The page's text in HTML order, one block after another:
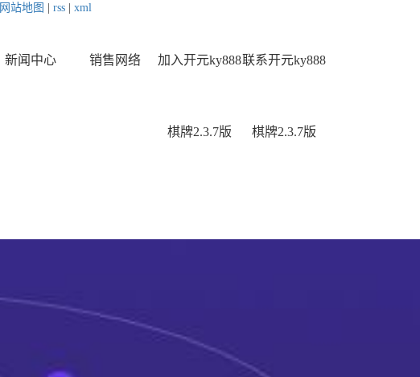
网站地图 rss xml
新闻中心 销售网络 加入开元ky888
棋牌2.3.7版
联系开元ky888
棋牌2.3.7版